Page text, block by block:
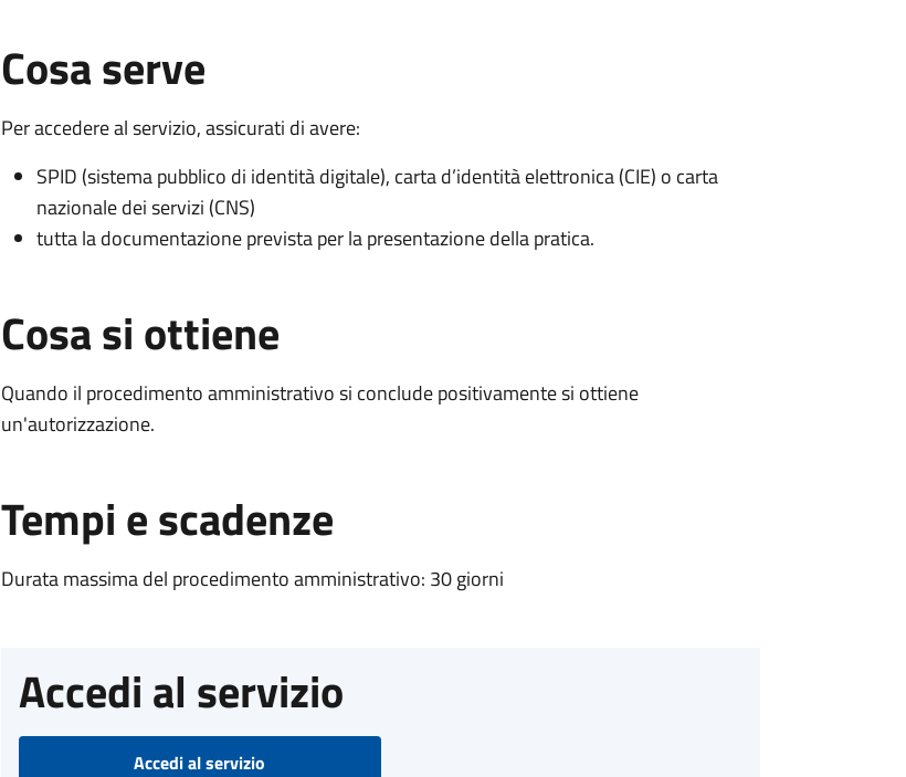
Cosa serve
Per accedere al servizio, assicurati di avere:
SPID (sistema pubblico di identità digitale), carta d’identità elettronica (CIE) o carta
nazionale dei servizi (CNS)
tutta la documentazione prevista per la presentazione della pratica.
Cosa si ottiene
Quando il procedimento amministrativo si conclude positivamente si ottiene
un'autorizzazione.
Tempi e scadenze
Durata massima del procedimento amministrativo: 30 giorni
Accedi al servizio
Accedi al servizio